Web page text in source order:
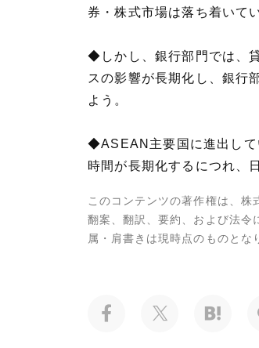
券・株式市場は落ち着いて
◆しかし、銀行部門では、
スの影響が長期化し、銀行
よう。
◆ASEAN主要国に進出して
時間が長期化するにつれ、
このコンテンツの著作権は、
翻案、翻訳、要約、および法令
属・肩書きは現時点のものとな